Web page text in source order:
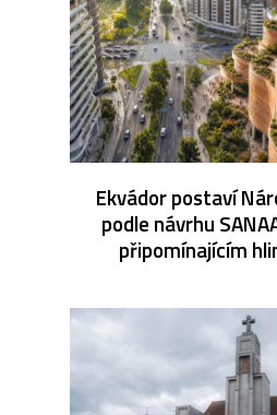
Ekvádor postaví
podle návrhu
připomínajícím